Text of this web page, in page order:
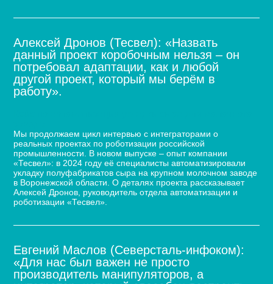
Алексей Дронов (Тесвел): «Назвать
данный проект коробочным нельзя – он
потребовал адаптации, как и любой
другой проект, который мы берём в
работу».
Мы продолжаем цикл интервью с интеграторами о
реальных проектах по роботизации российской
промышленности. В новом выпуске – опыт компании
«Тесвел»: в 2024 году её специалисты автоматизировали
укладку полуфабрикатов сыра на крупном молочном заводе
в Воронежской области. О деталях проекта рассказывает
Алексей Дронов, руководитель отдела автоматизации и
роботизации «Тесвел».
Евгений Маслов (Северсталь-инфоком):
«Для нас был важен не просто
производитель манипуляторов, а